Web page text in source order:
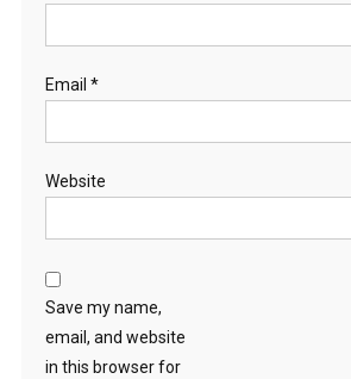
Email *
Website
Save my name,
email, and website
in this browser for